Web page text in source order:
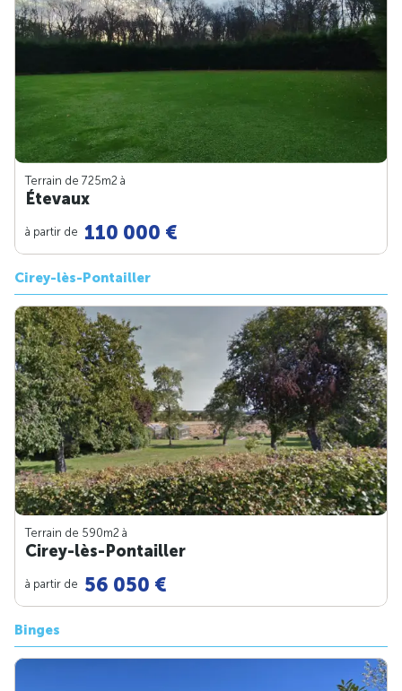
Terrain de 725m2 à
Étevaux
à partir de 110 000 €
Cirey-lès-Pontailler
Terrain de 590m2 à
Cirey-lès-Pontailler
à partir de 56 050 €
Binges